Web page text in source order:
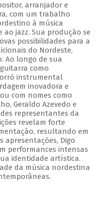
arranjador e
com um trabalho
à música
jazz. Sua produção se
possibilidades para a
do Nordeste,
Ao longo de sua
como
instrumental
inovadora e
com nomes como
Geraldo Azevedo e
representantes da
revelam forte
resultando em
apresentações, Digo
performances intensas
identidade artística.
da música nordestina